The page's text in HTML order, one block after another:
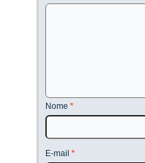
Nome *
E-mail *